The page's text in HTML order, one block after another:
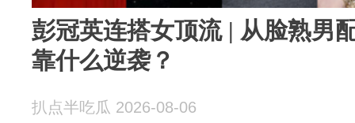
彭冠英连搭女顶流 | 从脸熟男
靠什么逆袭？
扒点半吃瓜 2026-08-06